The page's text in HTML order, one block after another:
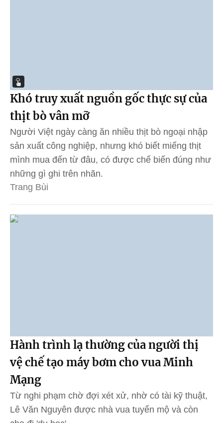
Khó truy xuất nguồn gốc thực sự của
thịt bò vân mỡ
Người Việt ngày càng ăn nhiều thịt bò ngoại nhập
sản xuất công nghiệp, nhưng khó biết miếng thịt
mình mua đến từ đâu, có được chế biến đúng như
những gì ghi trên nhãn.
Trang Bùi
Hành trình lạ thường của người thị
vệ chế tạo máy bơm cho vua Minh
Mạng
Từ nghi phạm chờ đợi xét xử, nhờ có tài kỹ thuật,
Lê Văn Nguyên được nhà vua tuyển mộ và còn